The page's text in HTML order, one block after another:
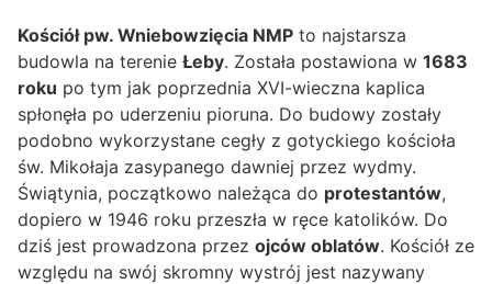
Kościół pw. Wniebowzięcia NMP to najstarsza
budowla na terenie Łeby. Została postawiona w 1683
roku po tym jak poprzednia XVI-wieczna kaplica
spłonęła po uderzeniu pioruna. Do budowy zostały
podobno wykorzystane cegły z gotyckiego kościoła
św. Mikołaja zasypanego dawniej przez wydmy.
Świątynia, początkowo należąca do protestantów,
dopiero w 1946 roku przeszła w ręce katolików. Do
dziś jest prowadzona przez ojców oblatów. Kościół ze
względu na swój skromny wystrój jest nazywany